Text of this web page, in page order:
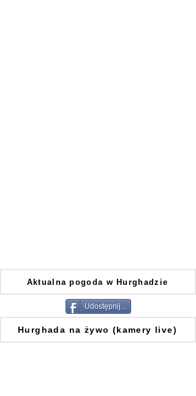
Aktualna pogoda w Hurghadzie
Udostępnij...
Hurghada na żywo (kamery live)